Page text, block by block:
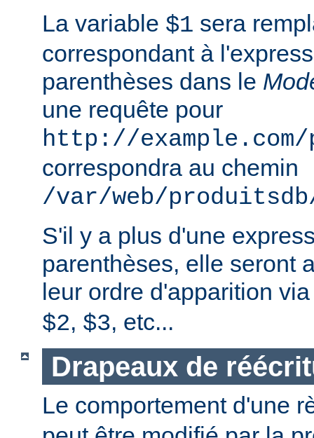
La variable $1 sera
correspondant à
parenthèses dans le
une requête pour
http://
correspondra au chemin
/var/web/
S'il y a plus d'une
parenthèses, elle seront
leur ordre d'apparition
$2, $3, etc...
Drapeaux de
Le comportement d'une